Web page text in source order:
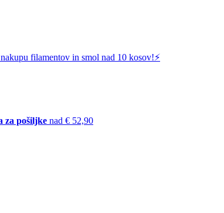
filamentov in smol nad 10 kosov!⚡️
za pošiljke nad € 52,90